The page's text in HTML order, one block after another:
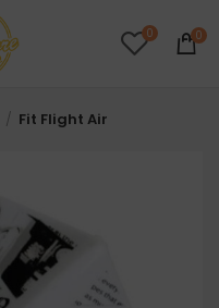
0 0
Fit Flight Air